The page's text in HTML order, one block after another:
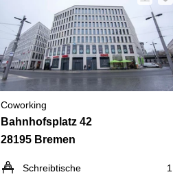
Coworking
Bahnhofsplatz 42
28195 Bremen
Schreibtische
1